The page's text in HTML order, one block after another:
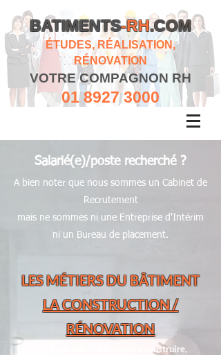
BATIMENTS-RH.COM
ÉTUDES, RÉALISATION,
RÉNOVATION
VOTRE COMPAGNON RH
01 8927 3000
Salarié(e)/poste recherché ?
A bien noter que nous sommes un Cabinet de
Recrutement
mais ne sommes ni une Entreprise d'Intérim
ni un Bureau de placement.
LES MÉTIERS DU BÂTIMENT
LA CONSTRUCTION /
RÉNOVATION
Quel que soit le bâtiment à construire,